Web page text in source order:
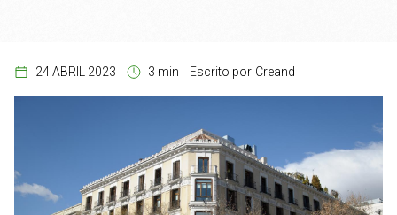
24 ABRIL 2023 3 min Escrito por Creand